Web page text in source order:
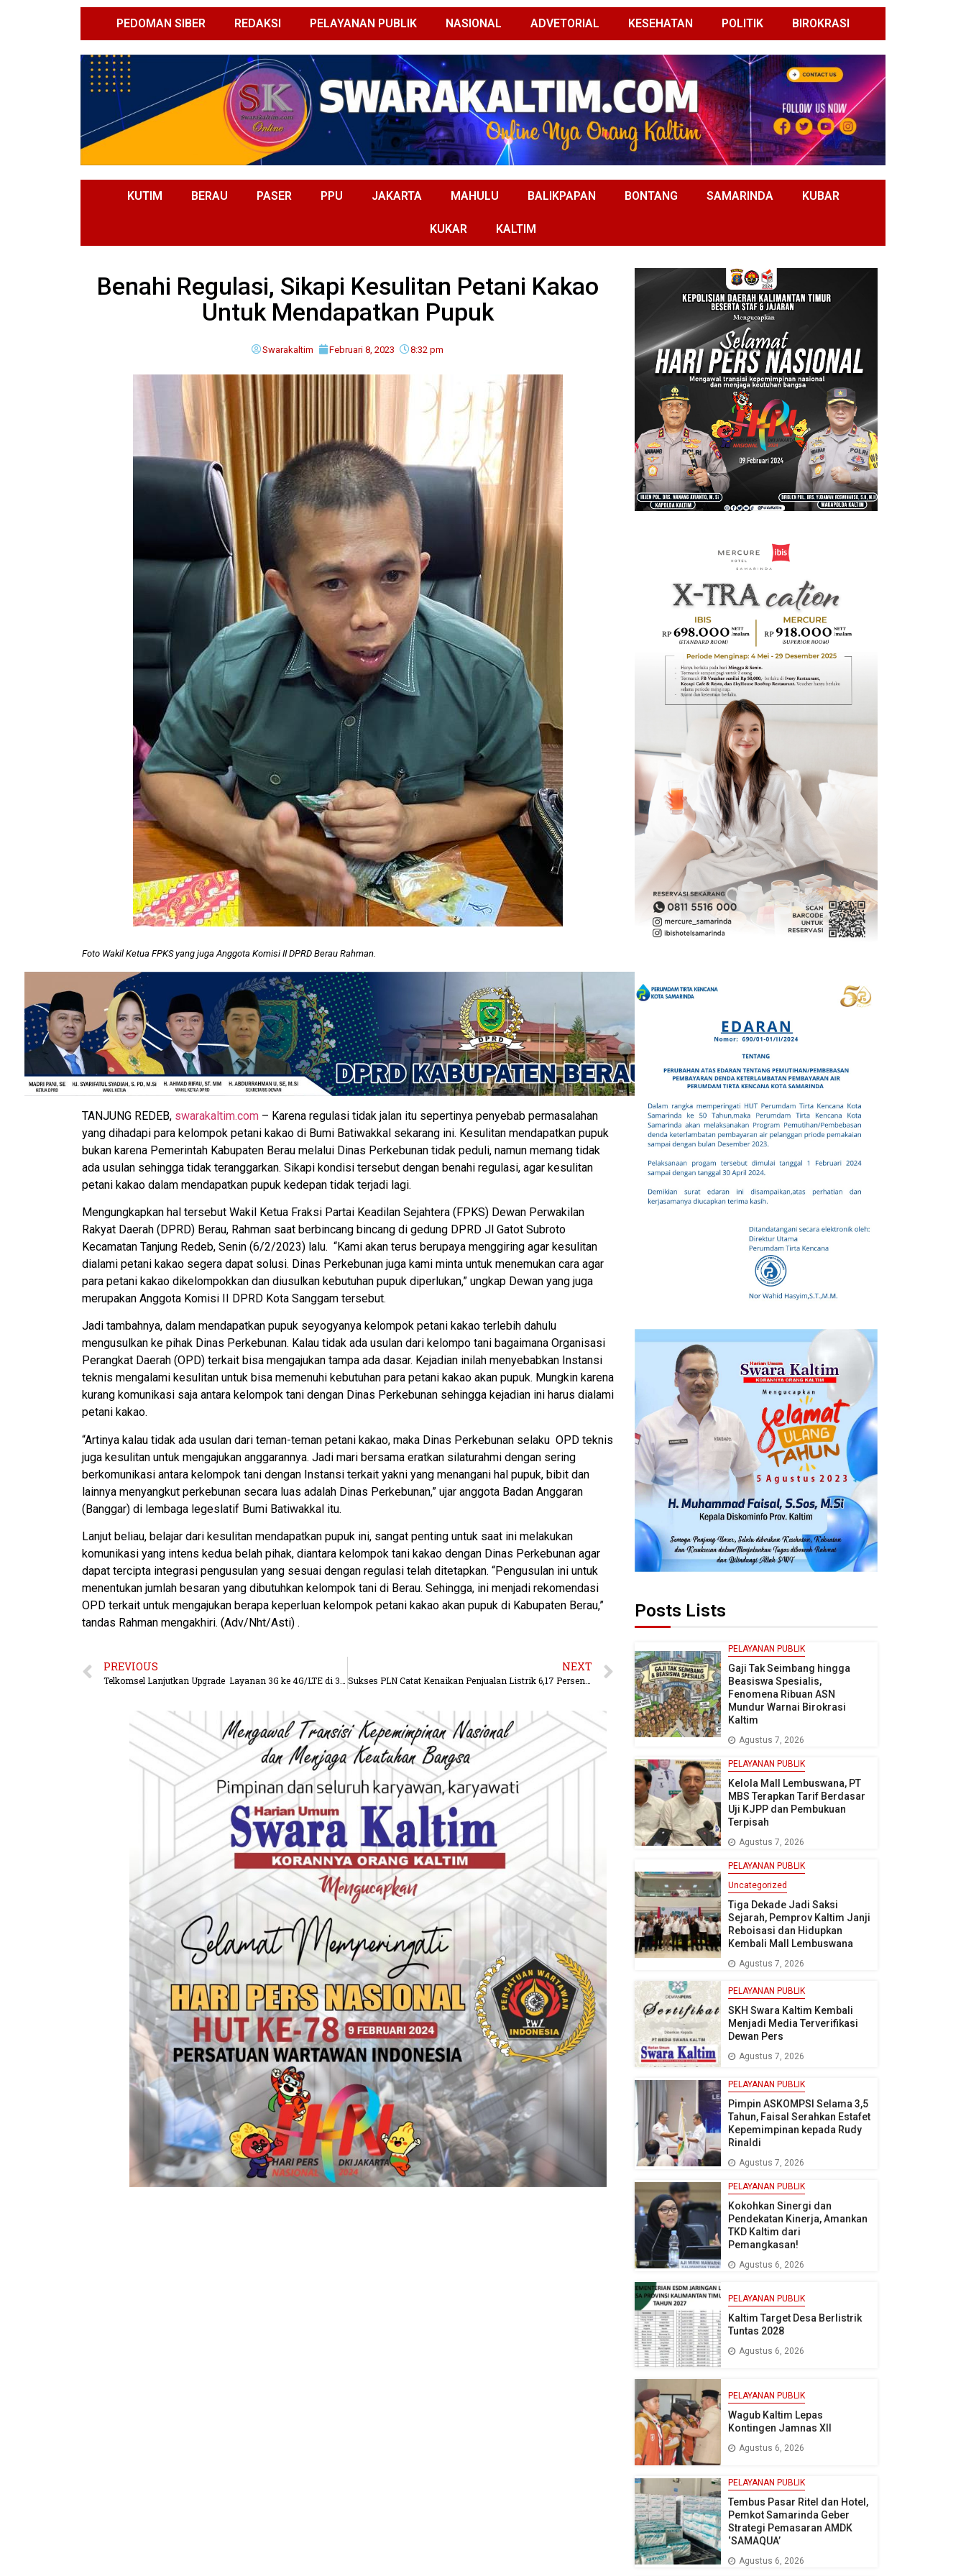
PEDOMAN SIBER REDAKSI PELAYANAN PUBLIK NASIONAL ADVETORIAL KESEHATAN POLITIK BIROKRASI
KUTIM BERAU PASER PPU JAKARTA MAHULU BALIKPAPAN BONTANG SAMARINDA KUBAR
KUKAR KALTIM
Benahi Regulasi, Sikapi Kesulitan Petani Kakao
Untuk Mendapatkan Pupuk
Swarakaltim Februari 8, 2023 8:32 pm
Foto Wakil Ketua FPKS yang juga Anggota Komisi II DPRD Berau Rahman.
TANJUNG REDEB, swarakaltim.com – Karena regulasi tidak jalan itu sepertinya penyebab permasalahan
yang dihadapi para kelompok petani kakao di Bumi Batiwakkal sekarang ini. Kesulitan mendapatkan pupuk
bukan karena Pemerintah Kabupaten Berau melalui Dinas Perkebunan tidak peduli, namun memang tidak
ada usulan sehingga tidak teranggarkan. Sikapi kondisi tersebut dengan benahi regulasi, agar kesulitan
petani kakao dalam mendapatkan pupuk kedepan tidak terjadi lagi.
Mengungkapkan hal tersebut Wakil Ketua Fraksi Partai Keadilan Sejahtera (FPKS) Dewan Perwakilan
Rakyat Daerah (DPRD) Berau, Rahman saat berbincang bincang di gedung DPRD Jl Gatot Subroto
Kecamatan Tanjung Redeb, Senin (6/2/2023) lalu. “Kami akan terus berupaya menggiring agar kesulitan
dialami petani kakao segera dapat solusi. Dinas Perkebunan juga kami minta untuk menemukan cara agar
para petani kakao dikelompokkan dan diusulkan kebutuhan pupuk diperlukan,” ungkap Dewan yang juga
merupakan Anggota Komisi II DPRD Kota Sanggam tersebut.
Jadi tambahnya, dalam mendapatkan pupuk seyogyanya kelompok petani kakao terlebih dahulu
mengusulkan ke pihak Dinas Perkebunan. Kalau tidak ada usulan dari kelompo tani bagaimana Organisasi
Perangkat Daerah (OPD) terkait bisa mengajukan tampa ada dasar. Kejadian inilah menyebabkan Instansi
teknis mengalami kesulitan untuk bisa memenuhi kebutuhan para petani kakao akan pupuk. Mungkin karena
kurang komunikasi saja antara kelompok tani dengan Dinas Perkebunan sehingga kejadian ini harus dialami
petani kakao.
“Artinya kalau tidak ada usulan dari teman-teman petani kakao, maka Dinas Perkebunan selaku OPD teknis
juga kesulitan untuk mengajukan anggarannya. Jadi mari bersama eratkan silaturahmi dengan sering
berkomunikasi antara kelompok tani dengan Instansi terkait yakni yang menangani hal pupuk, bibit dan
lainnya menyangkut perkebunan secara luas adalah Dinas Perkebunan,” ujar anggota Badan Anggaran
(Banggar) di lembaga legeslatif Bumi Batiwakkal itu.
Lanjut beliau, belajar dari kesulitan mendapatkan pupuk ini, sangat penting untuk saat ini melakukan
komunikasi yang intens kedua belah pihak, diantara kelompok tani kakao dengan Dinas Perkebunan agar
dapat tercipta integrasi pengusulan yang sesuai dengan regulasi telah ditetapkan. “Pengusulan ini untuk
menentukan jumlah besaran yang dibutuhkan kelompok tani di Berau. Sehingga, ini menjadi rekomendasi
OPD terkait untuk mengajukan berapa keperluan kelompok petani kakao akan pupuk di Kabupaten Berau,”
tandas Rahman mengakhiri. (Adv/Nht/Asti) .
PREVIOUS NEXT
Posts Lists
PELAYANAN PUBLIK
Gaji Tak Seimbang hingga
Beasiswa Spesialis,
Fenomena Ribuan ASN
Mundur Warnai Birokrasi
Kaltim
Agustus 7, 2026
PELAYANAN PUBLIK
Kelola Mall Lembuswana, PT
MBS Terapkan Tarif Berdasar
Uji KJPP dan Pembukuan
Terpisah
Agustus 7, 2026
PELAYANAN PUBLIK
Uncategorized
Tiga Dekade Jadi Saksi
Sejarah, Pemprov Kaltim Janji
Reboisasi dan Hidupkan
Kembali Mall Lembuswana
Agustus 7, 2026
PELAYANAN PUBLIK
SKH Swara Kaltim Kembali
Menjadi Media Terverifikasi
Dewan Pers
Agustus 7, 2026
PELAYANAN PUBLIK
Pimpin ASKOMPSI Selama 3,5
Tahun, Faisal Serahkan Estafet
Kepemimpinan kepada Rudy
Rinaldi
Agustus 7, 2026
PELAYANAN PUBLIK
Kokohkan Sinergi dan
Pendekatan Kinerja, Amankan
TKD Kaltim dari
Pemangkasan!
Agustus 6, 2026
PELAYANAN PUBLIK
Kaltim Target Desa Berlistrik
Tuntas 2028
Agustus 6, 2026
PELAYANAN PUBLIK
Wagub Kaltim Lepas
Kontingen Jamnas XII
Agustus 6, 2026
PELAYANAN PUBLIK
Tembus Pasar Ritel dan Hotel,
Pemkot Samarinda Geber
Strategi Pemasaran AMDK
‘SAMAQUA’
Agustus 6, 2026